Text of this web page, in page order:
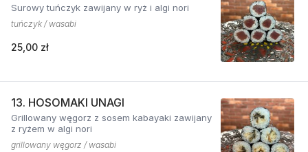
Surowy tuńczyk zawijany w ryż i algi nori
tuńczyk / wasabi
25,00 zł
13. HOSOMAKI UNAGI
Grillowany węgorz z sosem kabayaki zawijany
z ryżem w algi nori
grillowany węgorz / wasabi